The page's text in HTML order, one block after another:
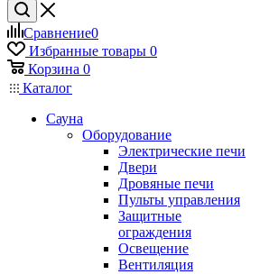
Сравнение0
Избранные товары 0
Корзина 0
Каталог
Сауна
Оборудование
Электрические печи
Двери
Дровяные печи
Пульты управления
Защитные
ограждения
Освещение
Вентиляция